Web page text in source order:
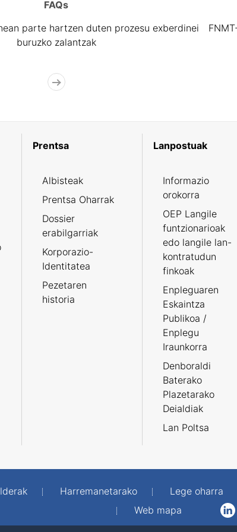
FAQs
parte hartzen duten prozesu exberdinei
buruzko zalantzak
Prentsa
Albisteak
Prentsa Oharrak
Dossier
erabilgarriak
Korporazio-
Identitatea
Pezetaren
historia
Lanpostuak
Informazio
orokorra
OEP Langile
funtzionarioak
edo langile lan-
kontratudun
finkoak
Enpleguaren
Eskaintza
Publikoa /
Enplegu
Iraunkorra
Denboraldi
Baterako
Plazetarako
Deialdiak
Lan Poltsa
Harremanetarako Lege oharra
Web mapa
LinkedInFacebook